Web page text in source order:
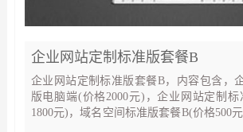
企业网站定制标准版套餐B
企业网站定制标准版套餐B，内容包含，
版电脑端(价格2000元)，企业网站定制
1800元)，域名空间标准版套餐B(价格500